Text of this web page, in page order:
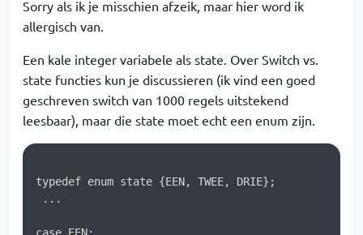
Sorry als ik je misschien afzeik, maar hier word ik
allergisch van.
Een kale integer variabele als state. Over Switch vs.
state functies kun je discussieren (ik vind een goed
geschreven switch van 1000 regels uitstekend
leesbaar), maar die state moet echt een enum zijn.
typedef enum state {EEN, TWEE, DRIE};
...